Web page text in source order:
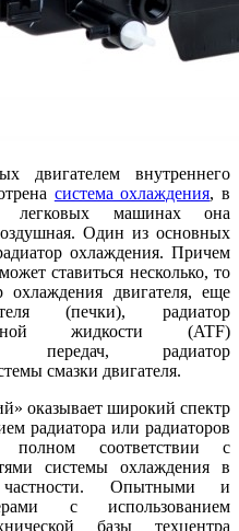
двигателем внутреннего
система охлаждения, в
легковых машинах она
Один из основных
охлаждения. Причем
ставиться несколько, то
охлаждения двигателя, еще
(печки), радиатор
жидкости (ATF)
передач, радиатор
смазки двигателя.
оказывает широкий спектр
радиатора или радиаторов
полном соответствии с
системы охлаждения в
Опытными и
с использованием
базы техцентра